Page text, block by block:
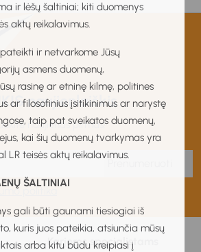
ir lėšų šaltiniai; kiti duomenys
aktų reikalavimus.
ir netvarkome Jūsų
asmens duomenų,
rasinę ar etninę kilmę, politines
ar filosofinius įsitikinimus ar narystę
taip pat sveikatos duomenų,
kai šių duomenų tvarkymas yra
LR teisės aktų reikalavimus.
ŠALTINIAI
gali būti gaunami tiesiogiai iš
kuris juos pateikia, atsiunčia mūsų
arba kitu būdu kreipiasi į
naujienlaiškis
naujienas pirmas!
politika
Karjeros specialistams